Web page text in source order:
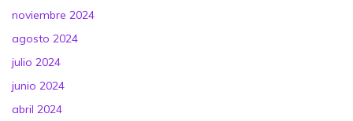
noviembre 2024
agosto 2024
julio 2024
junio 2024
abril 2024